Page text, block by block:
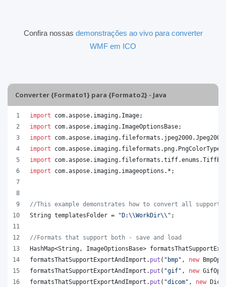
Confira nossas demonstrações ao vivo para converter
WMF em ICO
Converter {Formato1} para {Formato2} - Java
import com.aspose. imaging. Image;
import
com.aspose. imaging. ImageOptionsBase;
import
com.aspose. imaging. fileformats . jpeg2000.
import
com.aspose. imaging. fileformats . png. PngColorType
import
com.aspose. imaging. fileformats .tiff.enums .
import
com.aspose. imaging. imageoptions .*;
//This example demonstrates how to convert all
String templatesFolder = "D:\\WorkDir\\ " ;
//Formats that support both - save and load
HashMap<String , ImageOptionsBase>
formatsThatSupportExportAndImport . put ( "bmp" , new
formatsThatSupportExportAndImport . put ( "gif" , new
formatsThatSupportExportAndImport . put ( "dicom" , new